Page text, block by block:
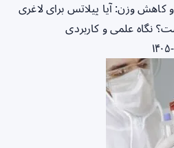
کاهش وزن: آیا پیلاتس برای لاغری
نگاه علمی و کاربردی